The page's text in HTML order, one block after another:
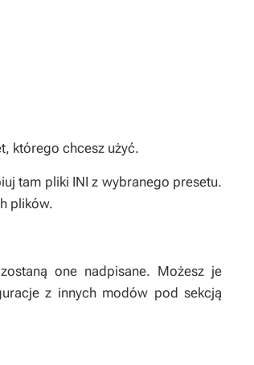
którego chcesz użyć.
tam pliki INI z wybranego presetu.
plików.
one nadpisane. Możesz je
z innych modów pod sekcją